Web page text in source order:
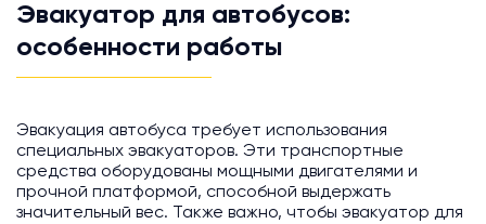
Эвакуатор для автобусов:
особенности работы
Эвакуация автобуса требует использования
специальных эвакуаторов. Эти транспортные
средства оборудованы мощными двигателями и
прочной платформой, способной выдержать
значительный вес. Также важно, чтобы эвакуатор для